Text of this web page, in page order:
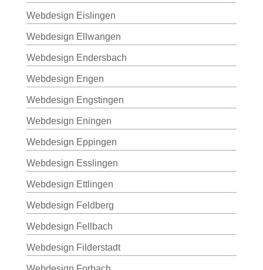
Webdesign Eislingen
Webdesign Ellwangen
Webdesign Endersbach
Webdesign Engen
Webdesign Engstingen
Webdesign Eningen
Webdesign Eppingen
Webdesign Esslingen
Webdesign Ettlingen
Webdesign Feldberg
Webdesign Fellbach
Webdesign Filderstadt